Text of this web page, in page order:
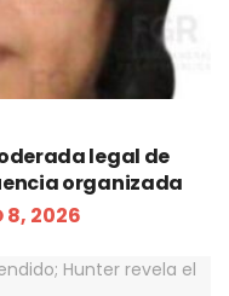
legal de
organizada
8, 2026